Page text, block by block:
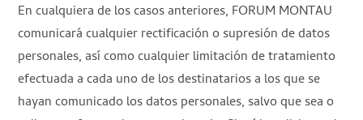
En cualquiera de los casos anteriores, FORUM MONTAU
comunicará cualquier rectificación o supresión de datos
personales, así como cualquier limitación de tratamiento
efectuada a cada uno de los destinatarios a los que se
hayan comunicado los datos personales, salvo que sea o